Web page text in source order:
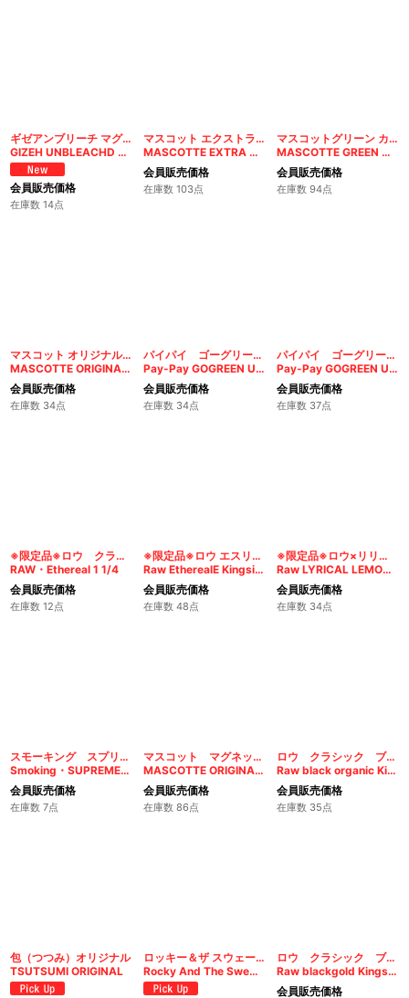
ギゼアンブリーチ マグネット 100
GIZEH UNBLEACHD MAGNET Double
会員販売価格
在庫数 14点
マスコット エクストラ シングル
MASCOTTE EXTRA SINGLE
会員販売価格
在庫数 103点
マスコットグリーン カットコーナーシングル
MASCOTTE GREEN CUT CORNERS SINGLE
会員販売価格
在庫数 94点
マスコット オリジナル N°525 シングル
MASCOTTE ORIGINAL N°525 SINGLE
会員販売価格
在庫数 34点
パイパイ ゴーグリーン1 1/4
Pay-Pay GOGREEN UNRIFINED1 1/4
会員販売価格
在庫数 34点
パイパイ ゴーグリーン ダブル
Pay-Pay GOGREEN UNRIFINED Double
会員販売価格
在庫数 37点
※限定品※ロウ クラシック エスリールペーパー1 1/4
RAW・Ethereal 1 1/4
会員販売価格
在庫数 12点
※限定品※ロウ エスリールペーパー クラシックキングサイズ スリム
Raw EtherealE Kingsize Slim
会員販売価格
在庫数 48点
※限定品※ロウ×リリカル・レモネード キングサイズ スリム
Raw LYRICAL LEMONADE Kingsize Slim
会員販売価格
在庫数 34点
スモーキング スプリーム1 1/4
Smoking・SUPREME 1 1/4
会員販売価格
在庫数 7点
マスコット マグネット 1&1/4 オリジナル
MASCOTTE ORIGINAL 1 1/4
会員販売価格
在庫数 86点
ロウ クラシック ブラック・オーガニック キングサイズ スリム
Raw black organic Kingsize Slim
会員販売価格
在庫数 35点
包（つつみ）オリジナル
TSUTSUMI ORIGINAL
ロッキー＆ザ スウェーデン
Rocky And The Sweden 1 1/4
ロウ クラシック ブラックゴールド キングサイズ スリム
Raw blackgold Kingsize Slim
会員販売価格